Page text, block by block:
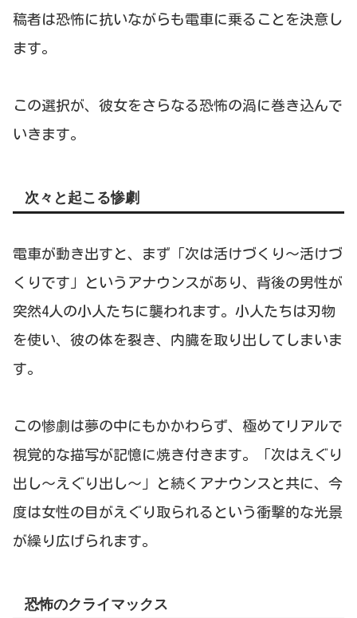
稿者は恐怖に抗いながらも電車に乗ることを決意し
ます。
この選択が、彼女をさらなる恐怖の渦に巻き込んで
いきます。
次々と起こる惨劇
電車が動き出すと、まず「次は活けづくり～活けづ
くりです」というアナウンスがあり、背後の男性が
突然4人の小人たちに襲われます。小人たちは刃物
を使い、彼の体を裂き、内臓を取り出してしまいま
す。
この惨劇は夢の中にもかかわらず、極めてリアルで
視覚的な描写が記憶に焼き付きます。「次はえぐり
出し～えぐり出し～」と続くアナウンスと共に、今
度は女性の目がえぐり取られるという衝撃的な光景
が繰り広げられます。
恐怖のクライマックス